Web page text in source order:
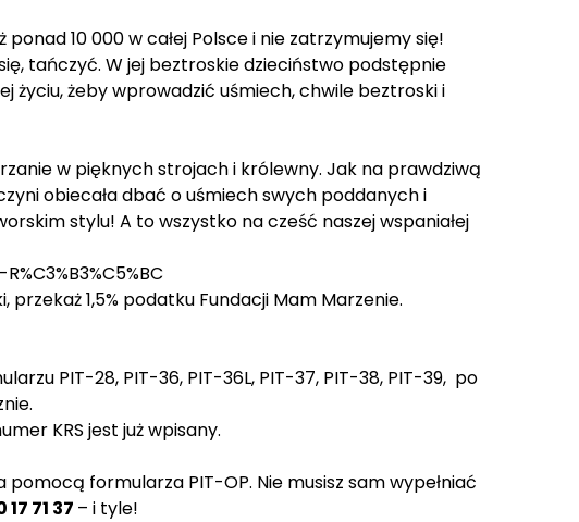
10 000 w całej Polsce i nie zatrzymujemy się!
tańczyć. W jej beztroskie dzieciństwo podstępnie
życiu, żeby wprowadzić uśmiech, chwile beztroski i
w pięknych strojach i królewny. Jak na prawdziwą
obiecała dbać o uśmiech swych poddanych i
stylu! A to wszystko na cześć naszej wspaniałej
1,5% podatku Fundacji Mam Marzenie.
PIT-28, PIT-36, PIT-36L, PIT-37, PIT-38, PIT-39, po
KRS jest już wpisany.
pomocą formularza PIT-OP. Nie musisz sam wypełniać
71 37 – i tyle!